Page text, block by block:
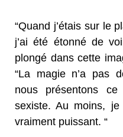
“Quand j’étais sur le
j’ai été étonné de
plongé dans cette
“La magie n’a pas
nous présentons
sexiste. Au moins,
vraiment puissant. “